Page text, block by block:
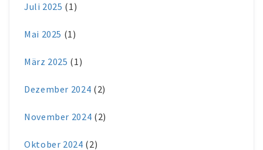
Juli 2025 (1)
Mai 2025 (1)
März 2025 (1)
Dezember 2024 (2)
November 2024 (2)
Oktober 2024 (2)